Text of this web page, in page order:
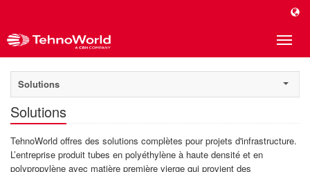
Toggle
Solutions
Solutions
TehnoWorld offres des solutions complètes pour projets d'infrastructure.
L’entreprise produit tubes en polyéthylène à haute densité et en
polypropylène avec matière première vierge qui provient des